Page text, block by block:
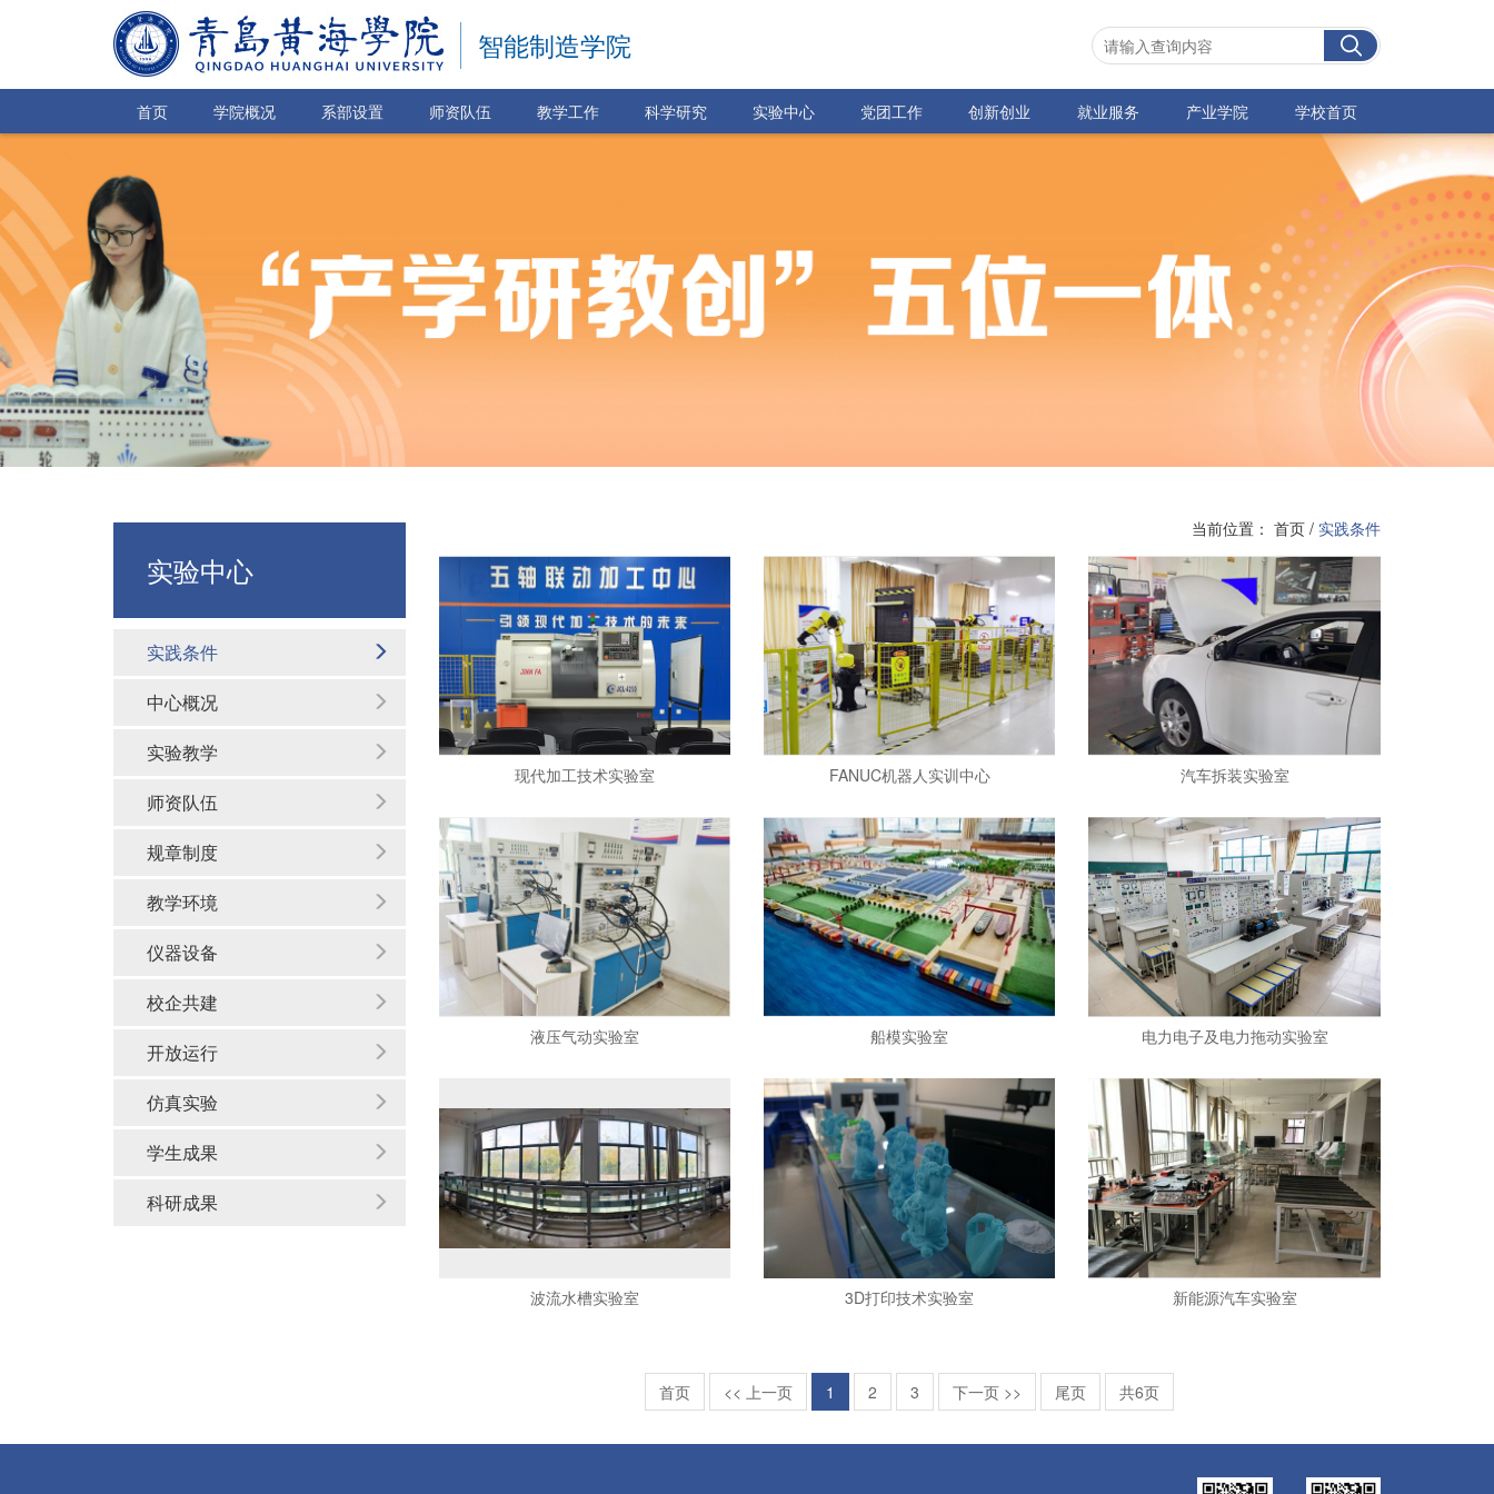
智能制造学院
首页 学院概况 系部设置 师资队伍 教学工作 科学研究 实验中心 党团工作 创新创业 就业服务 产业学院 学校首页
实验中心
实践条件
中心概况
实验教学
师资队伍
规章制度
教学环境
仪器设备
校企共建
开放运行
仿真实验
学生成果
科研成果
当前位置： 首页 / 实践条件
现代加工技术实验室 FANUC机器人实训中心 汽车拆装实验室
液压气动实验室 船模实验室 电力电子及电力拖动实验室
波流水槽实验室 3D打印技术实验室 新能源汽车实验室
首页 << 上一页 1 2 3 下一页 >> 尾页 共6页